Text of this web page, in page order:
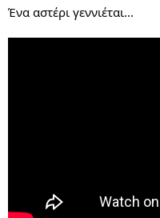
Ένα αστέρι γεννιέται...